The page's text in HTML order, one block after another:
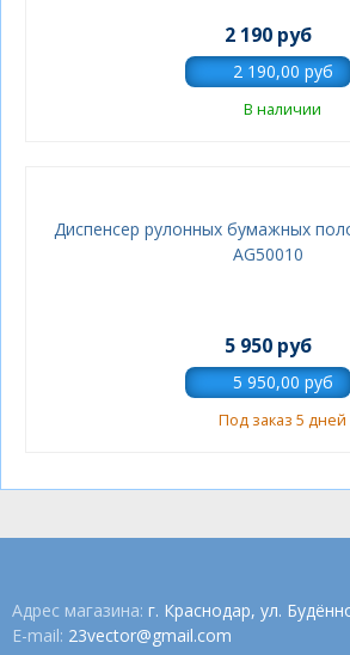
2 190 руб
В наличии
Диспенсер рулонных бумажных
AG50010
5 950 руб
Под заказ 5 дней
Адрес магазина: г. Краснодар, ул.
E-mail: 23vector@gmail.com